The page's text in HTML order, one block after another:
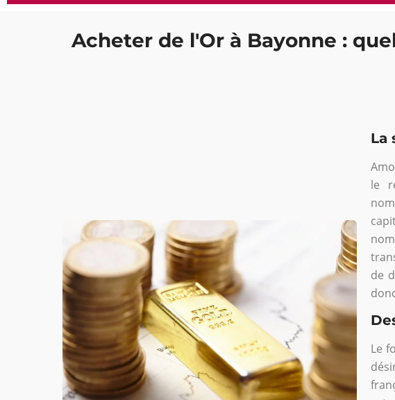
Acheter de l'Or à Bayonne :
La
le
de
Le